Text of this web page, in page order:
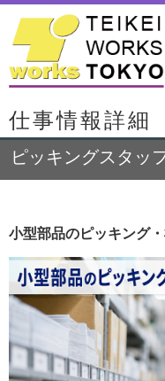
仕事情報詳細
ピッキングスタッ
小型部品のピッキング